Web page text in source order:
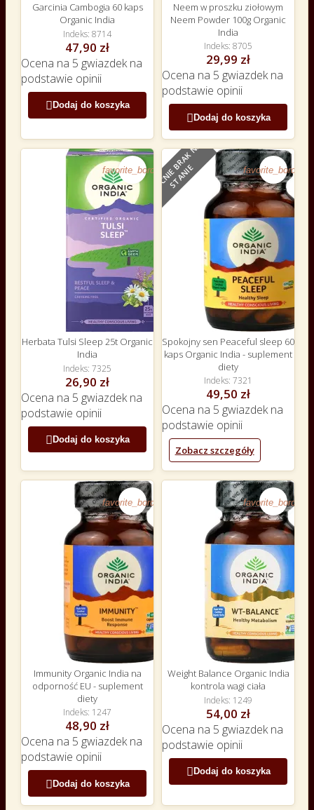
Garcinia Cambogia 60 kaps
Organic India
Indeks 8714
47,90 zł
Ocena na 5 gwiazdek na
podstawie opinii
 Dodaj do koszyka
Neem w proszku ziołowym
Neem Powder 100g Organic
India
Indeks 8705
29,99 zł
Ocena na 5 gwiazdek na
podstawie opinii
Dodaj do koszyka
favorite_border
Herbata Tulsi Sleep 25t Organic
India
Indeks 7325
26,90 zł
Ocena na 5 gwiazdek na
podstawie opinii
 Dodaj do koszyka
O
B
E
C
N
I
E
B
R
A
K
N
A
S
T
A
N
I
E favorite_border
Spokojny sen Peaceful sleep 60
kaps Organic India - suplement
diety
Indeks 7321
49,50 zł
Ocena na 5 gwiazdek na
podstawie opinii
Zobacz szczegóły
favorite_border
Immunity Organic India na
odporność EU - suplement
diety
Indeks 1247
48,90 zł
Ocena na 5 gwiazdek na
podstawie opinii
Dodaj do koszyka
favorite_border
Weight Balance Organic India
kontrola wagi ciała
Indeks 1249
54,00 zł
Ocena na 5 gwiazdek na
podstawie opinii
 Dodaj do koszyka